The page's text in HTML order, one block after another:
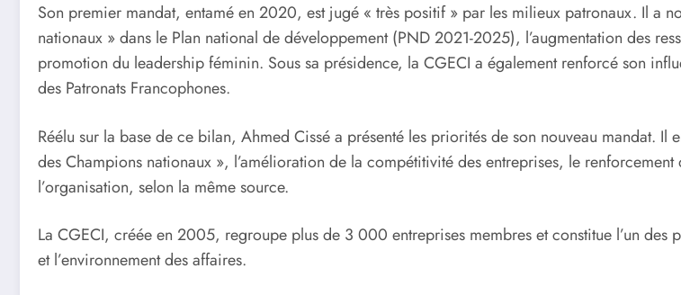
Son premier mandat, entamé en 2020, est jugé « très positif » par les milieux patronaux. Il a
nationaux » dans le Plan national de développement (PND 2021-2025), l’augmentation des
promotion du leadership féminin. Sous sa présidence, la CGECI a également renforcé son
des Patronats Francophones.
Réélu sur la base de ce bilan, Ahmed Cissé a présenté les priorités de son nouveau mandat.
des Champions nationaux », l’amélioration de la compétitivité des entreprises, le
l’organisation, selon la même source.
La CGECI, créée en 2005, regroupe plus de 3 000 entreprises membres et constitue l’un
et l’environnement des affaires.